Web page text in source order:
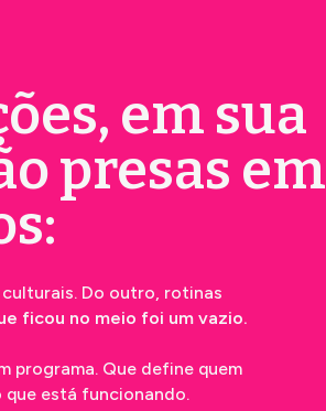
em sua
presas em
Do outro, rotinas
ficou no meio foi um vazio.
programa. Que define quem
que está funcionando.